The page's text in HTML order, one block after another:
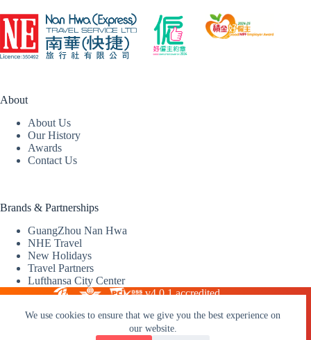
We use cookies to ensure that we give you the best experience on
our website.
About
About Us
Our History
Awards
Contact Us
Brands & Partnerships
GuangZhou Nan Hwa
NHE Travel
New Holidays
Travel Partners
Lufthansa City Center
v4.0.1 accredited
2026 © Nan Hwa (Express) Travel Service Limited |